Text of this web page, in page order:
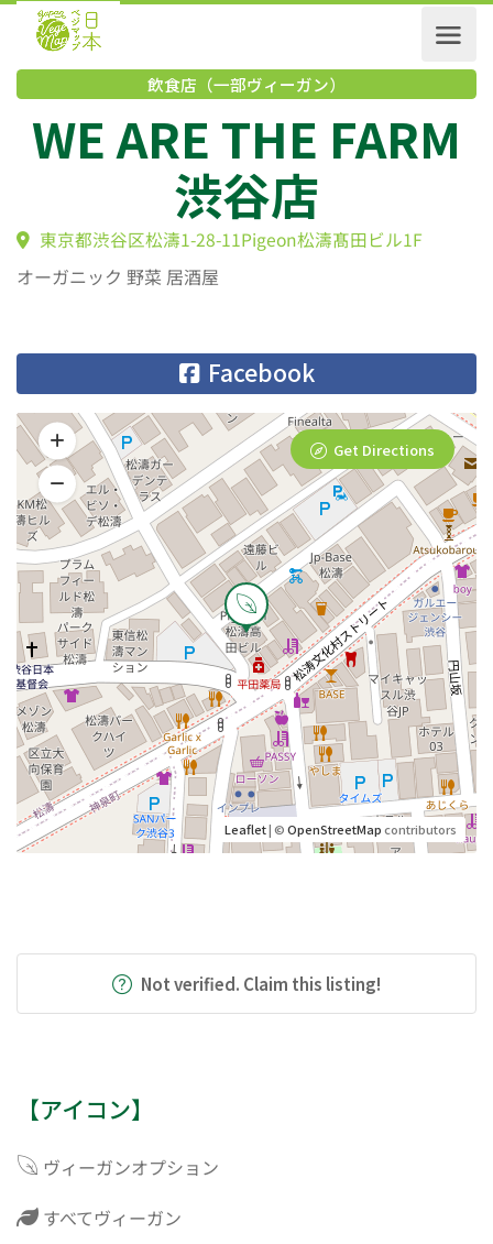
飲食店（一部ヴィーガン）
WE ARE THE
渋谷店
東京都渋谷区松濤1-28-11Pigeon松濤髙田ビル1F
オーガニック 野菜 居酒屋
Facebook
Leaflet| ©OpenStreetMapcontributors
Get Directions
Not verified. Claim this listing!
【アイコン】
ヴィーガンオプション
すべてヴィーガン